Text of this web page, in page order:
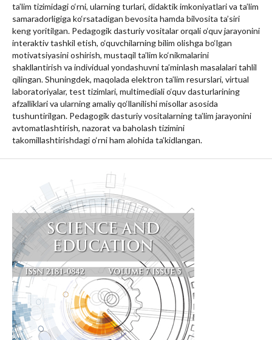
ta’lim tizimidagi o‘rni, ularning turlari, didaktik imkoniyatlari va ta’lim
samaradorligiga ko‘rsatadigan bevosita hamda bilvosita ta’siri
keng yoritilgan. Pedagogik dasturiy vositalar orqali o‘quv jarayonini
interaktiv tashkil etish, o‘quvchilarning bilim olishga bo‘lgan
motivatsiyasini oshirish, mustaqil ta’lim ko‘nikmalarini
shakllantirish va individual yondashuvni ta’minlash masalalari tahlil
qilingan. Shuningdek, maqolada elektron ta’lim resurslari, virtual
laboratoriyalar, test tizimlari, multimediali o‘quv dasturlarining
afzalliklari va ularning amaliy qo‘llanilishi misollar asosida
tushuntirilgan. Pedagogik dasturiy vositalarning ta’lim jarayonini
avtomatlashtirish, nazorat va baholash tizimini
takomillashtirishdagi o‘rni ham alohida ta’kidlangan.